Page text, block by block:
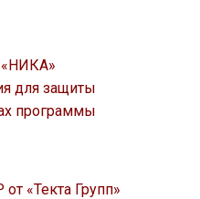
для защиты
программы
«Текта Групп»